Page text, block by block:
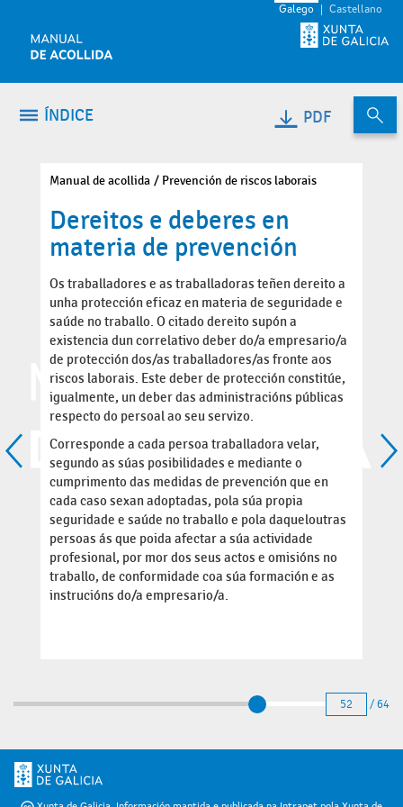
Galego Castellano
ÍNDICE PDF
Manual de acollida Prevención de riscos laborais
Dereitos e deberes en
materia de prevención
Os traballadores e as traballadoras teñen dereito a
unha protección eficaz en materia de seguridade e
saúde no traballo. O citado dereito supón a
existencia dun correlativo deber do/a empresario/a
de protección dos/as traballadores/as fronte aos
riscos laborais. Este deber de protección constitúe,
igualmente, un deber das administracións públicas
respecto do persoal ao seu servizo.
Corresponde a cada persoa traballadora velar,
segundo as súas posibilidades e mediante o
cumprimento das medidas de prevención que en
cada caso sexan adoptadas, pola súa propia
seguridade e saúde no traballo e pola daqueloutras
persoas ás que poida afectar a súa actividade
profesional, por mor dos seus actos e omisións no
traballo, de conformidade coa súa formación e as
instrucións do/a empresario/a.
52 / 64